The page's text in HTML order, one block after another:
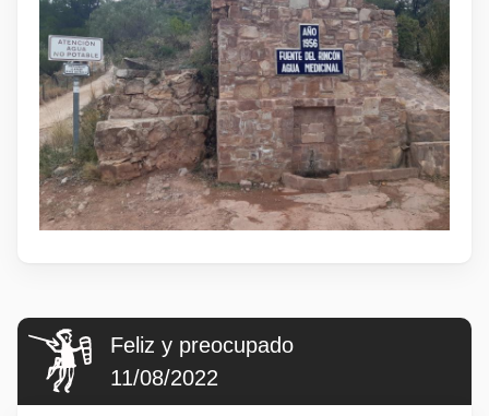
Feliz y preocupado
11/08/2022